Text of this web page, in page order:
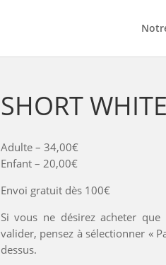
SHORT
Adulte – 34,00€
Enfant – 20,00€
Envoi gratuit dès 100€
Si vous ne désirez acheter
valider, pensez à sélectionner «
dessus.